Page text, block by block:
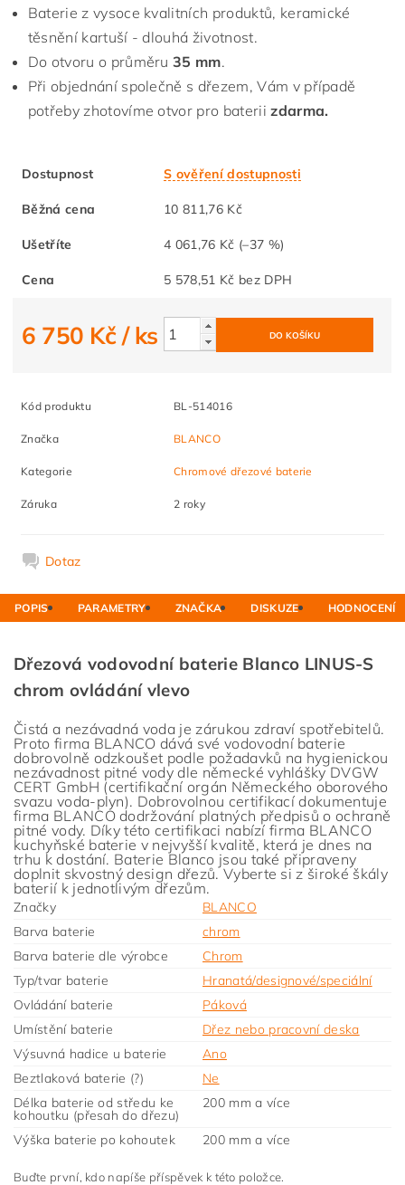
Baterie z vysoce kvalitních produktů, keramické
těsnění kartuší - dlouhá životnost.
Do otvoru o průměru35 mm.
Při objednání společně s dřezem, Vám v případě
potřeby zhotovíme otvor pro bateriizdarma.
Dostupnost S ověření dostupnosti
Běžná cena 10 811,76 Kč
Ušetříte 4 061,76 Kč (–37 %)
Cena 5 578,51 Kč bez DPH
6 750 Kč/ ks
Kód produktu BL-514016
Značka BLANCO
Kategorie Chromové dřezové baterie
Záruka 2 roky
Dotaz
POPIS PARAMETRY ZNAČKA DISKUZE HODNOCENÍ
Dřezová vodovodní baterie Blanco LINUS-S
chrom ovládání vlevo
Čistá a nezávadná voda je zárukou zdraví spotřebitelů.
Proto firma BLANCO dává své vodovodní baterie
dobrovolně odzkoušet podle požadavků na hygienickou
nezávadnost pitné vody dle německé vyhlášky DVGW
CERT GmbH (certifikační orgán Německého oborového
svazu voda-plyn). Dobrovolnou certifikací dokumentuje
firma BLANCO dodržování platných předpisů o ochraně
pitné vody. Díky této certifikaci nabízí firma BLANCO
kuchyňské baterie v nejvyšší kvalitě, která je dnes na
trhu k dostání. Baterie Blanco jsou také připraveny
doplnit skvostný design dřezů. Vyberte si z široké škály
baterií k jednotlivým dřezům.
Značky
BLANCO
Barva baterie
chrom
Barva baterie dle výrobce
Chrom
Typ/tvar baterie
Hranatá/designové/speciální
Ovládání baterie
Páková
Umístění baterie
Dřez nebo pracovní deska
Výsuvná hadice u baterie
Ano
Beztlaková baterie (?)
Ne
Délka baterie od středu ke
kohoutku (přesah do dřezu)
200 mm a více
Výška baterie po kohoutek 200 mm a více
Buďte první, kdo napíše příspěvek k této položce.